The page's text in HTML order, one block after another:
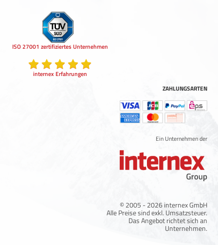
ISO 27001 zertifiziertes Unternehmen
internex Erfahrungen
ZAHLUNGSARTEN
Ein Unternehmen der
© 2005 - 2026 internex GmbH
Alle Preise sind exkl. Umsatzsteuer.
Das Angebot richtet sich an
Unternehmen.